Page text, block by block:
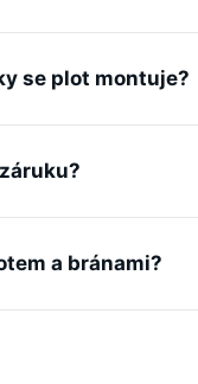
se plot montuje?
a bránami?